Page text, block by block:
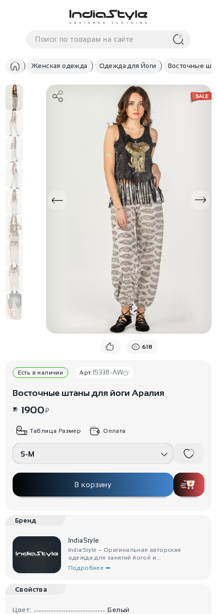
Корзина
В корзиненеттоваров
Корзина покупок пуста..
Женская одежда Одежда для Йоги Восточные
618
Есть в наличии Арт: 15338-AW
Восточные штаны для йоги Аралия
1900₽
Таблица Размер Оплата
S-M
В корзину
Бренд
IndiaStyle
IndiaStyle – Оригинальная авторская
одежда для занятий йогой и...
Подробнее ➥
Свойства
Цвет:
Белый